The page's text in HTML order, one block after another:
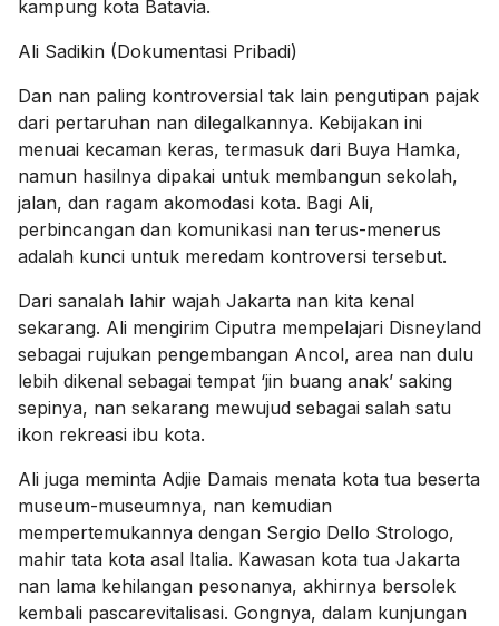
kampung kota Batavia.
Ali Sadikin (Dokumentasi Pribadi)
Dan nan paling kontroversial tak lain pengutipan pajak
dari pertaruhan nan dilegalkannya. Kebijakan ini
menuai kecaman keras, termasuk dari Buya Hamka,
namun hasilnya dipakai untuk membangun sekolah,
jalan, dan ragam akomodasi kota. Bagi Ali,
perbincangan dan komunikasi nan terus-menerus
adalah kunci untuk meredam kontroversi tersebut.
Dari sanalah lahir wajah Jakarta nan kita kenal
sekarang. Ali mengirim Ciputra mempelajari Disneyland
sebagai rujukan pengembangan Ancol, area nan dulu
lebih dikenal sebagai tempat ‘jin buang anak’ saking
sepinya, nan sekarang mewujud sebagai salah satu
ikon rekreasi ibu kota.
Ali juga meminta Adjie Damais menata kota tua beserta
museum-museumnya, nan kemudian
mempertemukannya dengan Sergio Dello Strologo,
mahir tata kota asal Italia. Kawasan kota tua Jakarta
nan lama kehilangan pesonanya, akhirnya bersolek
kembali pascarevitalisasi. Gongnya, dalam kunjungan